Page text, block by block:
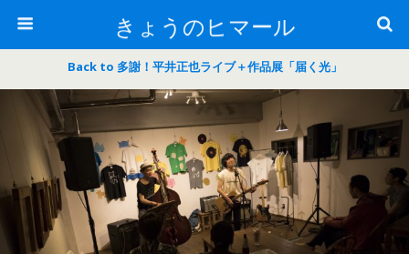
きょうのヒマール
Back to 多謝！平井正也ライブ＋作品展「届く光」